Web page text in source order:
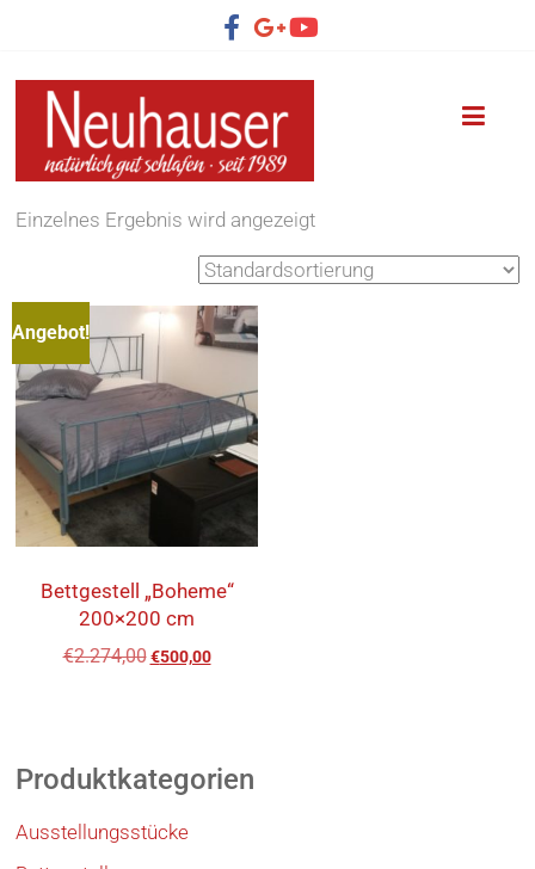
Einzelnes Ergebnis wird angezeigt
Angebot!
Bettgestell „Boheme“
200×200 cm
€2.274,00 €500,00
Produktkategorien
Ausstellungsstücke